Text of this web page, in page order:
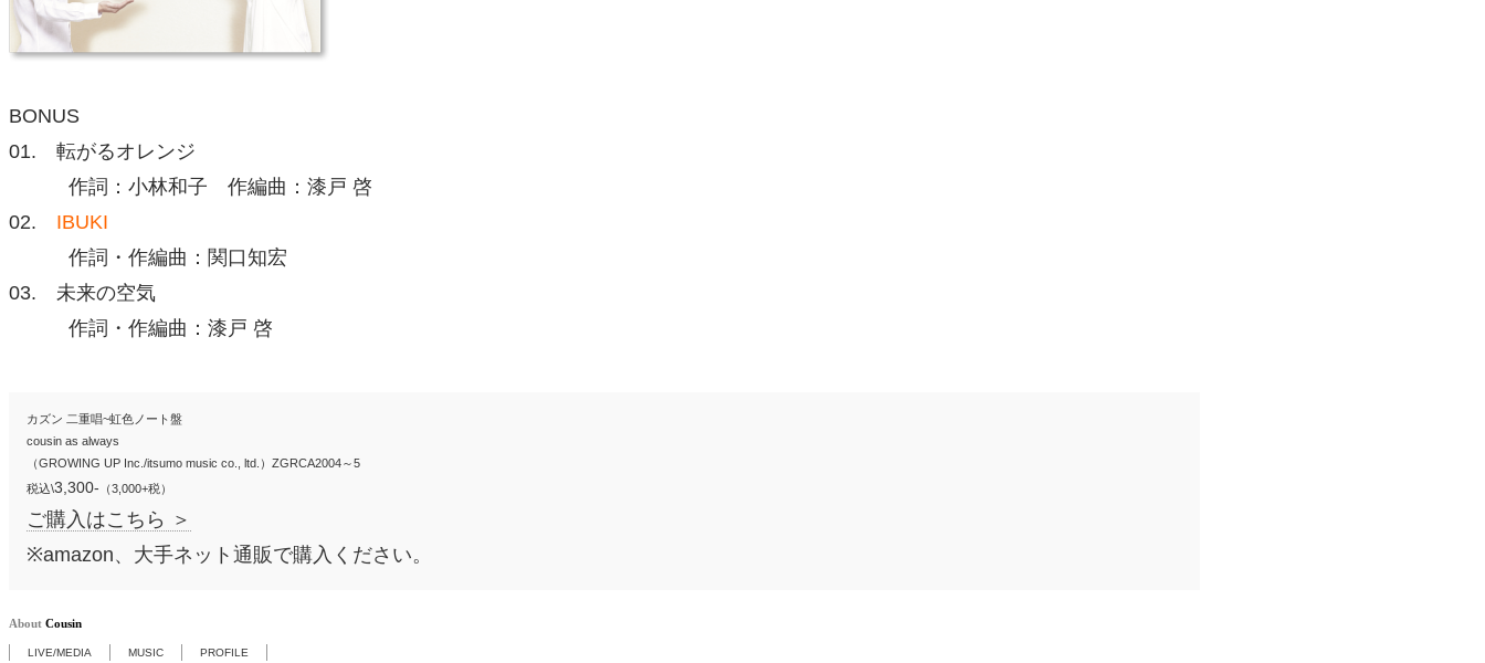
BONUS
01. 転がるオレンジ
作詞：小林和子 作編曲：漆戸 啓
02. IBUKI
作詞・作編曲：関口知宏
03. 未来の空気
作詞・作編曲：漆戸 啓
カズン 二重唱~虹色ノート盤
cousin as always
（GROWING UP Inc./itsumo music co., ltd.）ZGRCA2004～5
税込\3,300- （3,000+税）
ご購入はこちら ＞
※amazon、大手ネット通販で購入ください。
About Cousin
LIVE/MEDIA MUSIC PROFILE